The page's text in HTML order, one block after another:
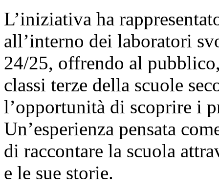
L’iniziativa ha
all’interno dei laboratori
24/25, offrendo al
classi terze della scuole
l’opportunità di scoprire i
Un’esperienza pensata
di raccontare la scuola
e le sue storie.